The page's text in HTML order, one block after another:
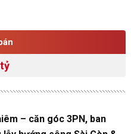
– căn góc 3PN, ban